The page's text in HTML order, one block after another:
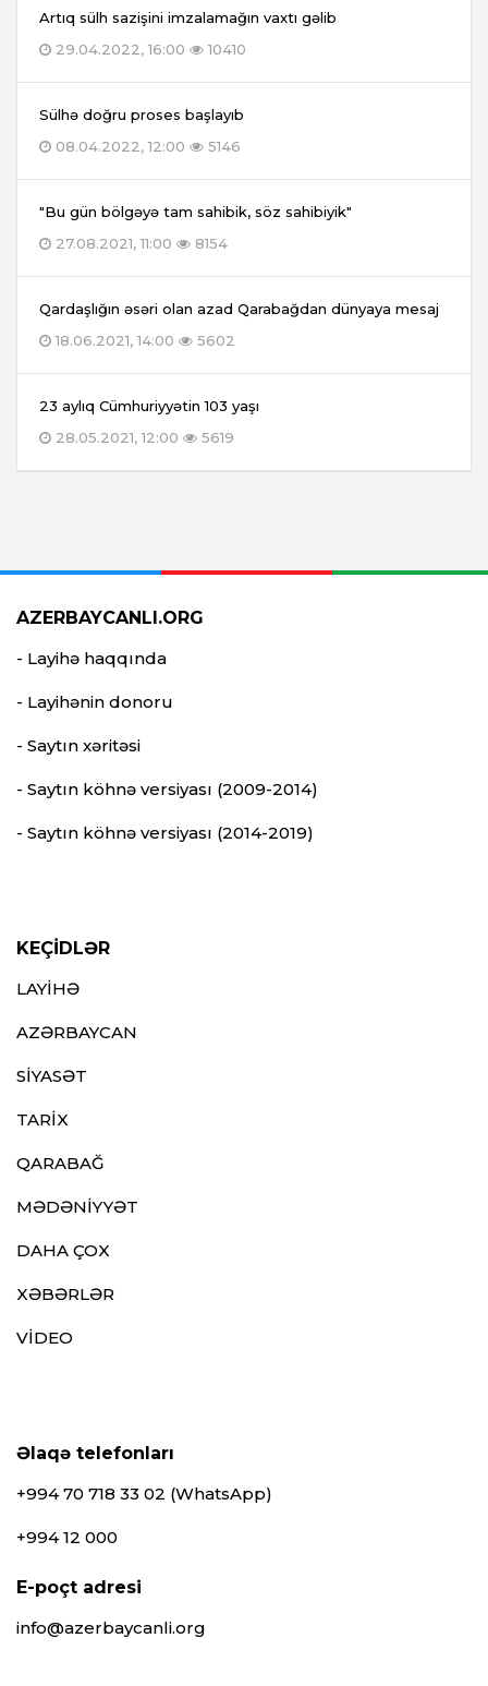
Artıq sülh sazişini imzalamağın vaxtı gəlib
29.04.2022, 16:00
10410
Sülhə doğru proses başlayıb
08.04.2022, 12:00
5146
"Bu gün bölgəyə tam sahibik, söz sahibiyik"
27.08.2021, 11:00
8154
Qardaşlığın əsəri olan azad Qarabağdan dünyaya mesaj
18.06.2021, 14:00
5602
23 aylıq Cümhuriyyətin 103 yaşı
28.05.2021, 12:00
5619
AZERBAYCANLI.ORG
- Layihə haqqında
- Layihənin donoru
- Saytın xəritəsi
- Saytın köhnə versiyası (2009-2014)
- Saytın köhnə versiyası (2014-2019)
KEÇİDLƏR
LAYİHƏ
AZƏRBAYCAN
SİYASƏT
TARİX
QARABAĞ
MƏDƏNİYYƏT
DAHA ÇOX
XƏBƏRLƏR
VİDEO
Əlaqə telefonları
+994 70 718 33 02 (WhatsApp)
+994 12 000
E-poçt adresi
info@azerbaycanli.org